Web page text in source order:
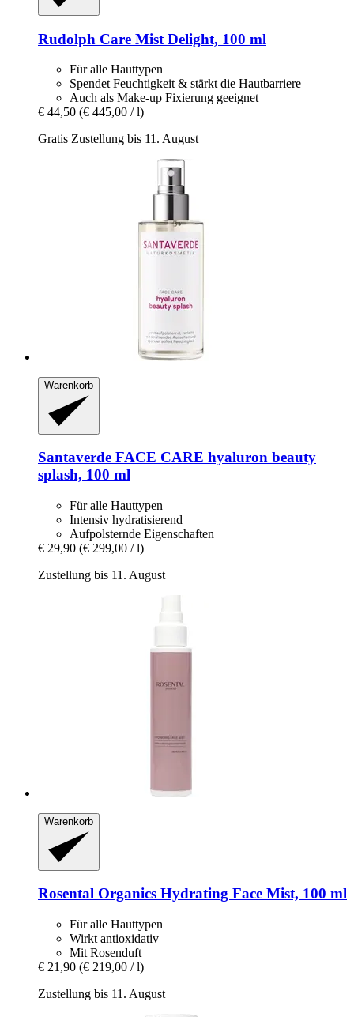
Rudolph Care Mist Delight, 100 ml
Für alle Hauttypen
Spendet Feuchtigkeit & stärkt die Hautbarriere
Auch als Make-up Fixierung geeignet
€ 44,50 (€ 445,00 / l)
Gratis Zustellung bis 11. August
Warenkorb
Santaverde FACE CARE hyaluron beauty
splash, 100 ml
Für alle Hauttypen
Intensiv hydratisierend
Aufpolsternde Eigenschaften
€ 29,90 (€ 299,00 / l)
Zustellung bis 11. August
Warenkorb
Rosental Organics Hydrating Face Mist, 100 ml
Für alle Hauttypen
Wirkt antioxidativ
Mit Rosenduft
€ 21,90 (€ 219,00 / l)
Zustellung bis 11. August